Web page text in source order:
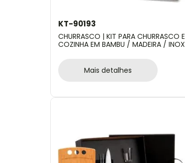
KT-90193
CHURRASCO | KIT PARA CHURRASCO E
COZINHA EM BAMBU / MADEIRA / INOX
Mais detalhes